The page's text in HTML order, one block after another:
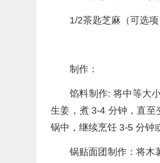
1/2茶匙芝麻（可选项
制作：
馅料制作: 将中等大
生姜，煮 3-4 分钟，直至
锅中，继续烹饪 3-5 分钟
锅贴面团制作：将木